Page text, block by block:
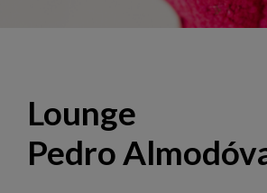
Lounge "El Deseo", design Hans Hopfer
Lounge
Pedro